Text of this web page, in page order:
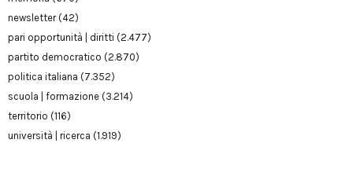
newsletter(42)
pari opportunità | diritti (2.477)
partito democratico (2.870)
politica italiana (7.352)
scuola | formazione (3.214)
territorio (116)
università | ricerca (1.919)